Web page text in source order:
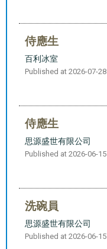
侍應生
百利冰室
Published at 2026-07-28
侍應生
思源盛世有限公司
Published at 2026-06-15
洗碗員
思源盛世有限公司
Published at 2026-06-15